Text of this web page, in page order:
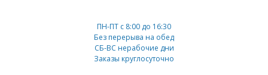
ПН-ПТ c 8:00 до 16:30
Без перерыва на обед
СБ-ВС нерабочие дни
Заказы круглосуточно